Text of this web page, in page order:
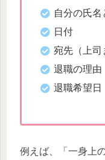
自分の氏名
日付
宛先（上司
退職の理由
退職希望日
例えば、「一身上